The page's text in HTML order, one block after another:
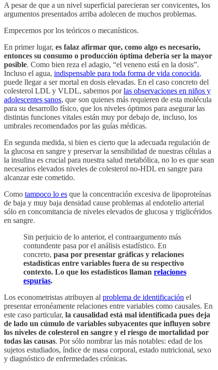
A pesar de que a un nivel superficial parecieran ser convicentes, los
argumentos presentados arriba adolecen de muchos problemas.
Empecemos por los teóricos o mecanísticos.
En primer lugar, es falaz afirmar que, como algo es necesario,
entonces su consumo o producción óptima debería ser la mayor
posible. Como bien reza el adagio, “el veneno está en la dosis”.
Incluso el agua, indispensable para toda forma de vida conocida,
puede llegar a ser mortal en dosis elevadas. En el caso concreto del
colesterol LDL y VLDL, sabemos porlas observaciones en niños y
adolescentes sanos, que son quienes más requieren de esta molécula
para su desarrollo físico, que los niveles óptimos para asegurar las
distintas funciones vitales están muy por debajo de, incluso, los
umbrales recomendados por las guías médicas.
En segunda medida, si bien es cierto que la adecuada regulación de
la glucosa en sangre y preservar la sensibilidad de nuestras células a
la insulina es crucial para nuestra salud metabólica, no lo es que sean
necesarios elevados niveles de colesterol no-HDL en sangre para
alcanzar este cometido.
Como tampoco lo es que la concentración excesiva de lipoproteínas
de baja y muy baja densidad cause problemas al endotelio arterial
sólo en concomitancia de niveles elevados de glucosa y triglicéridos
en sangre.
Sin perjuicio de lo anterior, el contraargumento más
contundente pasa por el análisis estadístico. En
concreto, pasa por presentar gráficas y relaciones
estadísticas entre variables fuera de su respectivo
contexto. Lo que los estadísticos llaman relaciones
espurias.
Los econometristas atribuyen al problema de identificación el
presentar erronéamente relaciones entre variables como causales. En
este caso particular, la causalidad está mal identificada pues deja
de lado un cúmulo de variables subyacentes que influyen sobre
los niveles de colesterol en sangre y el riesgo de mortalidad por
todas las causas. Por sólo nombrar las más notables: edad de los
sujetos estudiados, índice de masa corporal, estado nutricional, sexo
y diagnóstico de enfermedades crónicas.